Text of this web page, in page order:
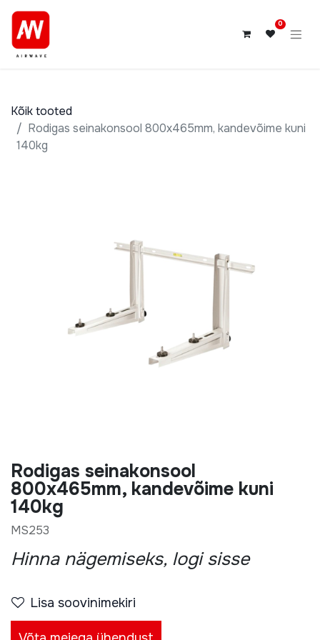
0
Kõik tooted
Rodigas seinakonsool 800x465mm, kandevõime kuni
140kg
Rodigas seinakonsool
800x465mm, kandevõime kuni
140kg
MS253
Hinna nägemiseks, logi sisse
Lisa soovinimekiri